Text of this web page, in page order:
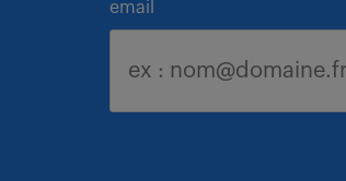
email